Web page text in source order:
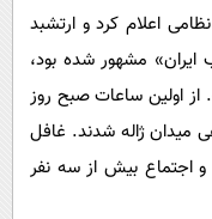
اعلام کرد و ارتشبد
قیام ۱۳۴۲ به «قصاب ایران» مشهور شده بود،
از اولین ساعات صبح روز
میدان ژاله شدند. غافل
اجتماع بیش از سه نفر